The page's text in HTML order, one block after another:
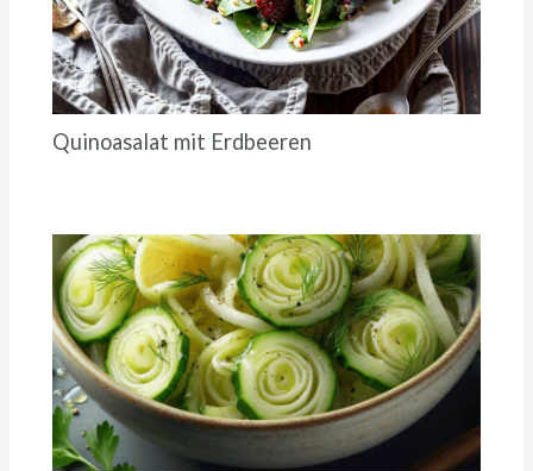
Quinoasalat mit Erdbeeren